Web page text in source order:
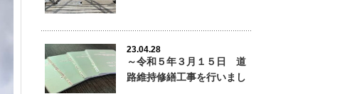
23.04.28
～令和５年３月１５日 道
路維持修繕工事を行いまし